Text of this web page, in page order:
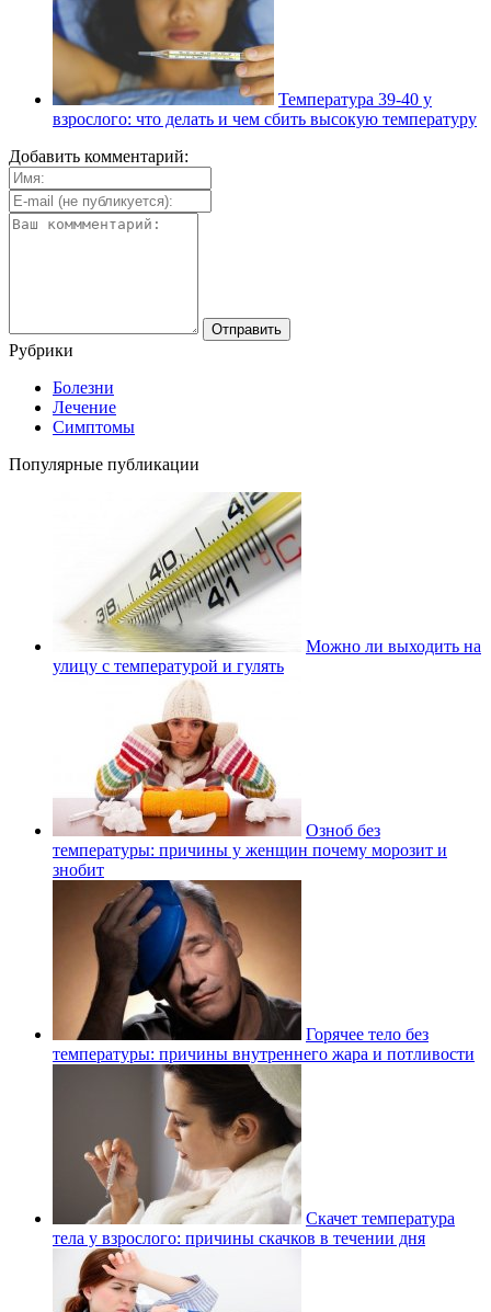
Температура 39-40 у
взрослого: что делать и чем сбить высокую температуру
Добавить комментарий:
Рубрики
Болезни
Лечение
Симптомы
Популярные публикации
Можно ли выходить на
улицу с температурой и гулять
Озноб без
температуры: причины у женщин почему морозит и
знобит
Горячее тело без
температуры: причины внутреннего жара и потливости
Скачет температура
тела у взрослого: причины скачков в течении дня